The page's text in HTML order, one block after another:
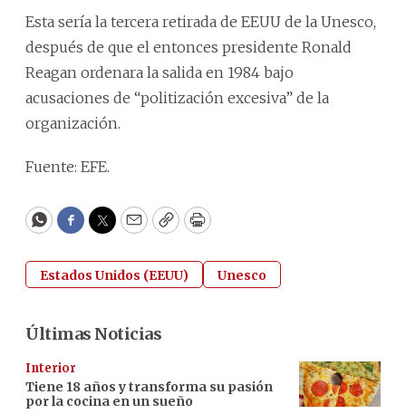
Esta sería la tercera retirada de EEUU de la Unesco,
después de que el entonces presidente Ronald
Reagan ordenara la salida en 1984 bajo
acusaciones de “politización excesiva” de la
organización.
Fuente: EFE.
WhatsApp
Facebook
Twitter
EmailCopyPrint
Estados Unidos (EEUU) Unesco
Últimas Noticias
Interior
Tiene 18 años y transforma su pasión
por la cocina en un sueño